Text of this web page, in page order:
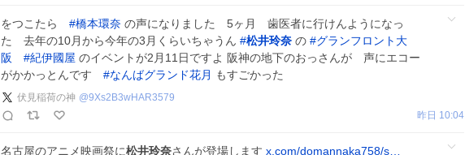
をつこたら #橋本環奈 の声になりました 5ヶ月 歯医者に行けんようになっ
た 去年の10月から今年の3月くらいちゃうん #松井玲奈 の #グランフロント大
阪
#紀伊國屋 のイベントが2月11日ですよ 阪神の地下のおっさんが 声にエコー
がかかっとんです #なんばグランド花月 もすごかった
伏見稲荷の神 @9Xs2B3wHAR3579
昨日 10:04
名古屋のアニメ映画祭に松井玲奈さんが登場します x.com/domannaka758/s…